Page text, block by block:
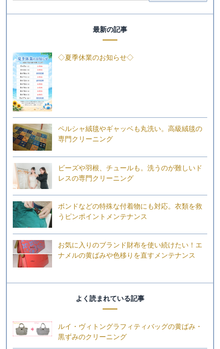
最新の記事
◇夏季休業のお知らせ◇
ペルシャ絨毯やギャッベも丸洗い。高級絨毯の
専門クリーニング
ビーズや羽根、チュールも。洗うのが難しいド
レスの専門クリーニング
ボンドなどの特殊な付着物にも対応。衣類を救
うピンポイントメンテナンス
お気に入りのブランド財布を使い続けたい！エ
ナメルの黄ばみや色移りを直すメンテナンス
よく読まれている記事
ルイ・ヴィトングラフィティバッグの黄ばみ・
黒ずみのクリーニング